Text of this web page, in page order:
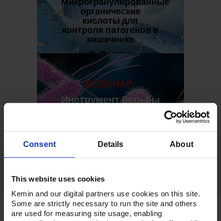
Consent Details About
This website uses cookies
Kemin and our digital partners use cookies on this site.
Some are strictly necessary to run the site and others
are used for measuring site usage, enabling
Микрогранулированные
органические
кислоты для
контроля патогенов в
кишечнике
С. Волков
ВЕБИНАР:
Инструмент борьбы
А. Клименко
НАШИ КОРМОВЫЕ РЕШЕНИЯ